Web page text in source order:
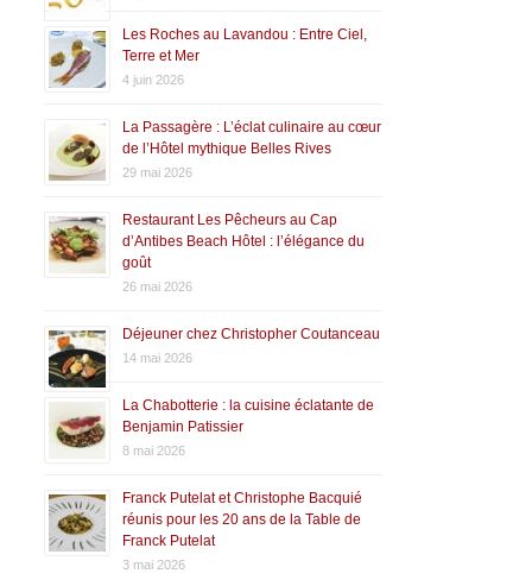
Les Roches au Lavandou : Entre Ciel,
Terre et Mer
4 juin 2026
La Passagère : L’éclat culinaire au cœur
de l’Hôtel mythique Belles Rives
29 mai 2026
Restaurant Les Pêcheurs au Cap
d’Antibes Beach Hôtel : l’élégance du
goût
26 mai 2026
Déjeuner chez Christopher Coutanceau
14 mai 2026
La Chabotterie : la cuisine éclatante de
Benjamin Patissier
8 mai 2026
Franck Putelat et Christophe Bacquié
réunis pour les 20 ans de la Table de
Franck Putelat
3 mai 2026